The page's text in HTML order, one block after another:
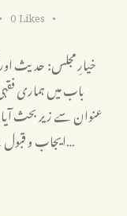
0Likes
باب میں ہماری
عنوان سے زیر بحث
ایجاب و قبول سے طے پا جائے تو کیا فریقین کو صرف اس بنا پر کہ…